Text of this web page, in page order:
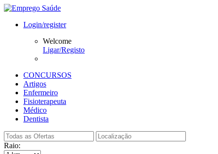
Login/register
Welcome
Ligar/Registo
CONCURSOS
Artigos
Enfermeiro
Fisioterapeuta
Médico
Dentista
Raio: